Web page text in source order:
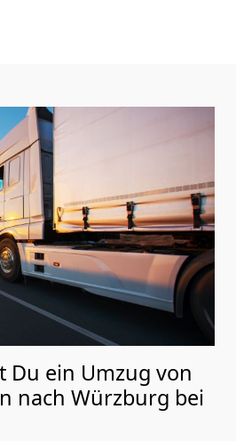
Du ein Umzug von
nach Würzburg bei